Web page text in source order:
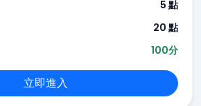
5 點
20 點
100分
立即進入